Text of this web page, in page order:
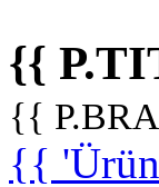
{{
{{
{{